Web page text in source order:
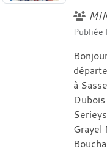
Publiée
à
Grayel